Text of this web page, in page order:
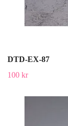
DTD-EX-87
100 kr